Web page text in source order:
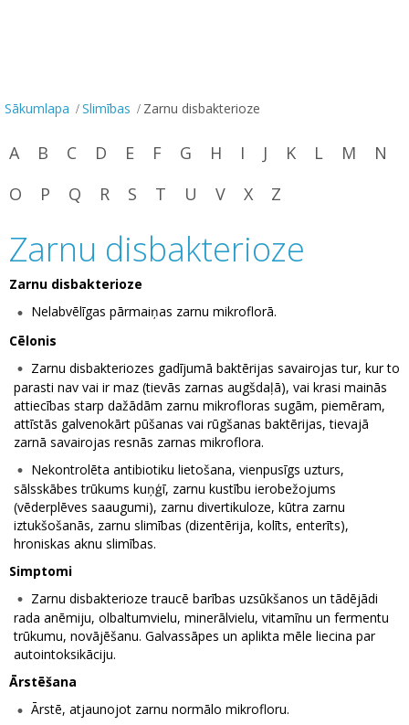
Sākumlapa Slimības Zarnu disbakterioze
A B C D E F G H I J K L M
N
O
P Q R S T U V X Z
Zarnu disbakterioze
Zarnu disbakterioze
Nelabvēlīgas pārmaiņas zarnu mikroflorā.
Cēlonis
Zarnu disbakteriozes gadījumā baktērijas savairojas tur, kur to
parasti nav vai ir maz (tievās zarnas augšdaļā), vai krasi mainās
attiecības starp dažādām zarnu mikrofloras sugām, piemēram,
attīstās galvenokārt pūšanas vai rūgšanas baktērijas, tievajā
zarnā savairojas resnās zarnas mikroflora.
Nekontrolēta antibiotiku lietošana, vienpusīgs uzturs,
sālsskābes trūkums kuņģī, zarnu kustību ierobežojums
(vēderplēves saaugumi), zarnu divertikuloze, kūtra zarnu
iztukšošanās, zarnu slimības (dizentērija, kolīts, enterīts),
hroniskas aknu slimības.
Simptomi
Zarnu disbakterioze traucē barības uzsūkšanos un tādējādi
rada anēmiju, olbaltumvielu, minerālvielu, vitamīnu un fermentu
trūkumu, novājēšanu. Galvassāpes un aplikta mēle liecina par
autointoksikāciju.
Ārstēšana
Ārstē, atjaunojot zarnu normālo mikrofloru.